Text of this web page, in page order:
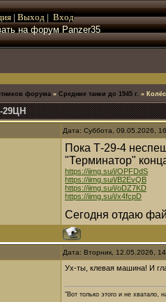
| Выход | Вход
на форум Panzer35
форума » Средние танки до 1945 г. »
29ЦН
Дата: Суббота, 09.05.2026,
Пока Т-29-4
"Терминатор"
https://iimg.su/i/OPFDdS
https://iimg.su/i/B2EvQB
https://iimg.su/i/oDZ7KD
https://iimg.su/i/x4fcpD
Сегодня отдаю
Дата: Вторник, 12.05.2026,
Ух-ты, клевая машина! И
"Вот только этого и не